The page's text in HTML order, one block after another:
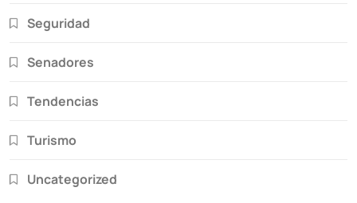
Seguridad
Senadores
Tendencias
Turismo
Uncategorized